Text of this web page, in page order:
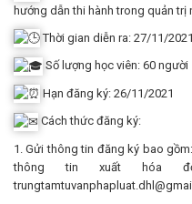
hướng dẫn thi hành trong quản trị
Thời gian diễn ra: 27/11/2021
Số lượng học viên: 60 người
Hạn đăng ký: 26/11/2021
Cách thức đăng ký:
1. Gửi thông tin đăng ký bao
thông tin xuất hóa